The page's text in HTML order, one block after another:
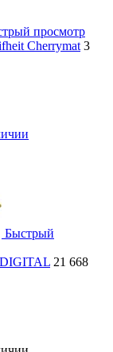
просмотр
Cherrymat 3
Быстрый
21 668